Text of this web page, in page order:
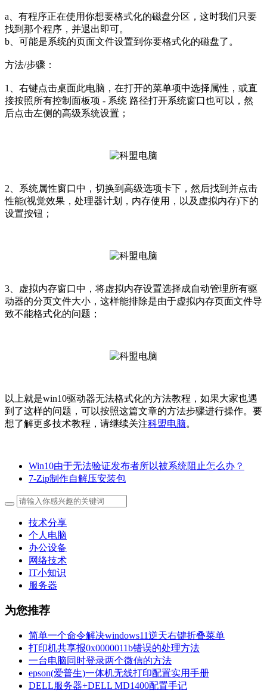
a、有程序正在使用你想要格式化的磁盘分区，这时我们只要
找到那个程序，并退出即可。
b、可能是系统的页面文件设置到你要格式化的磁盘了。
方法/步骤：
1、右键点击桌面此电脑，在打开的菜单项中选择属性，或直
接按照所有控制面板项 - 系统 路径打开系统窗口也可以，然
后点击左侧的高级系统设置；
2、系统属性窗口中，切换到高级选项卡下，然后找到并点击
性能(视觉效果，处理器计划，内存使用，以及虚拟内存)下的
设置按钮；
3、虚拟内存窗口中，将虚拟内存设置选择成自动管理所有驱
动器的分页文件大小，这样能排除是由于虚拟内存页面文件导
致不能格式化的问题；
以上就是win10驱动器无法格式化的方法教程，如果大家也遇
到了这样的问题，可以按照这篇文章的方法步骤进行操作。 要
想了解更多技术教程，请继续关注科盟电脑。
Win10由于无法验证发布者所以被系统阻止怎么办？
7-Zip制作自解压安装包
技术分享
个人电脑
办公设备
网络技术
IT小知识
服务器
为您推荐
简单一个命令解决windows11逆天右键折叠菜单
打印机共享报0x0000011b错误的处理方法
一台电脑同时登录两个微信的方法
epson(爱普生)一体机无线打印配置实用手册
DELL服务器+DELL MD1400配置手记